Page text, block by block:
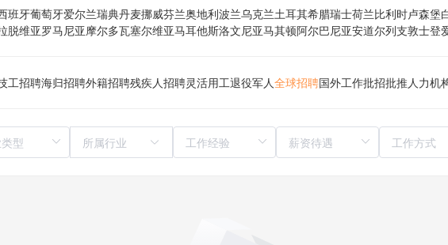
班牙葡萄牙爱尔兰瑞典丹麦挪威芬兰奥地利波兰乌克兰土耳其希腊瑞士荷兰比利时卢森堡
脱维亚罗马尼亚摩尔多瓦塞尔维亚马耳他斯洛文尼亚马其顿阿尔巴尼亚安道尔列支敦士登
工招聘海归招聘外籍招聘残疾人招聘灵活用工退役军人全球招聘国外工作批招批推人力机
所属行业